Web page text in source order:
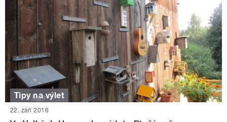
Tipy na výlet
22. září 2016